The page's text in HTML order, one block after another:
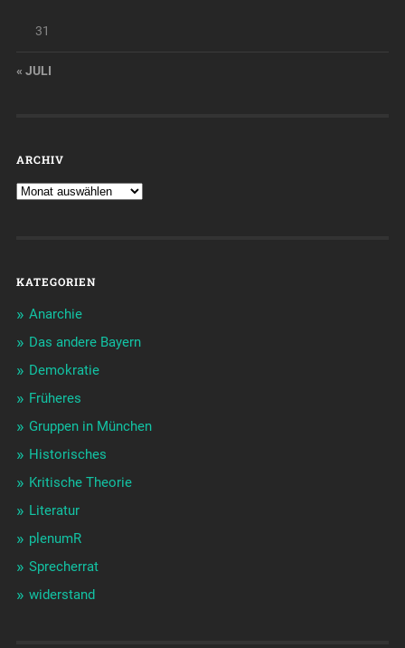
31
« JULI
ARCHIV
KATEGORIEN
Anarchie
Das andere Bayern
Demokratie
Früheres
Gruppen in München
Historisches
Kritische Theorie
Literatur
plenumR
Sprecherrat
widerstand